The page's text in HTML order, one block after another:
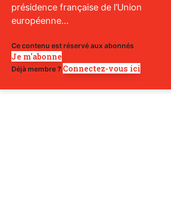
présidence française de l’Union
européenne...
Ce contenu est réservé aux abonnés
Je m'abonne
Déjà membre ? Connectez-vous ici